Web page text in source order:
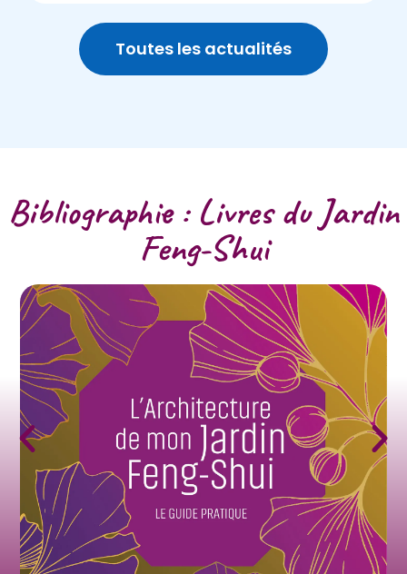
Toutes les actualités
Bibliographie : Livres du Jardin
Feng-Shui